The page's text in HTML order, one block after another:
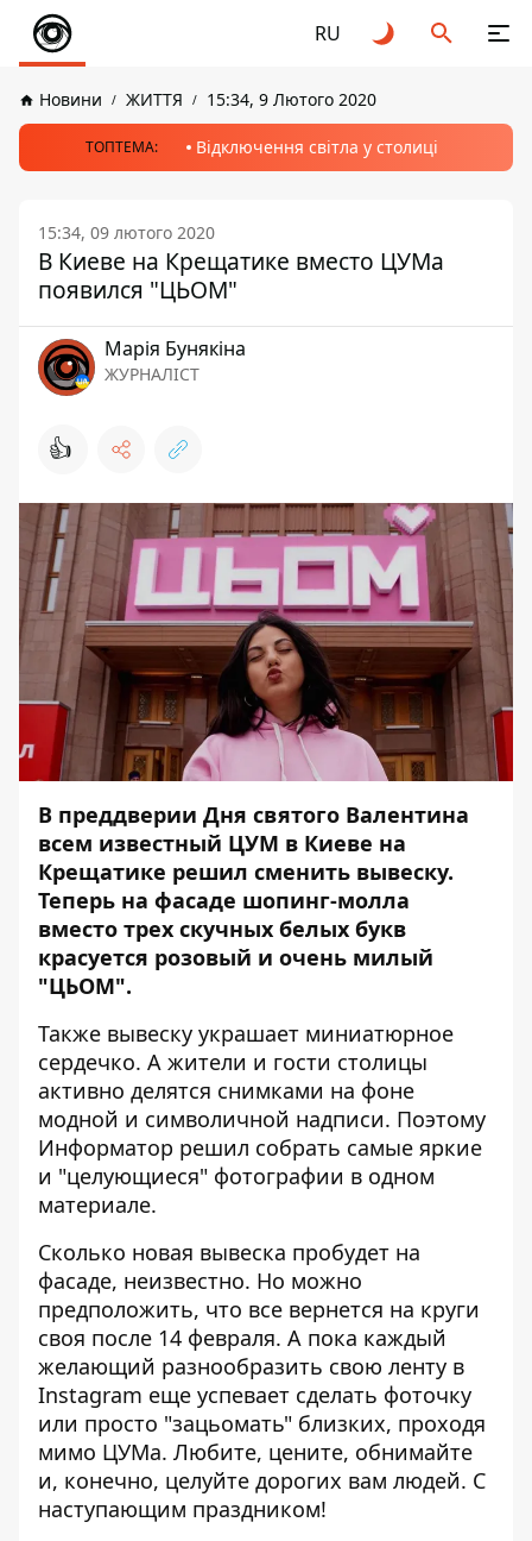
RU
Новини ЖИТТЯ 15:34, 9 Лютого 2020
ТОПТЕМА: Відключення світла у столиці
15:34, 09 лютого 2020
В Киеве на Крещатике вместо ЦУМа
появился "ЦЬОМ"
Марія Бунякіна
ЖУРНАЛІСТ
👍
В преддверии Дня святого Валентина
всем известный ЦУМ в Киеве на
Крещатике решил сменить вывеску.
Теперь на фасаде шопинг-молла
вместо трех скучных белых букв
красуется розовый и очень милый
"ЦЬОМ".
Также вывеску украшает миниатюрное
сердечко. А жители и гости столицы
активно делятся снимками на фоне
модной и символичной надписи. Поэтому
Информатор решил собрать самые яркие
и "целующиеся" фотографии в одном
материале.
Сколько новая вывеска пробудет на
фасаде, неизвестно. Но можно
предположить, что все вернется на круги
своя после 14 февраля. А пока каждый
желающий разнообразить свою ленту в
Instagram еще успевает сделать фоточку
или просто "зацьомать" близких, проходя
мимо ЦУМа. Любите, цените, обнимайте
и, конечно, целуйте дорогих вам людей. С
наступающим праздником!